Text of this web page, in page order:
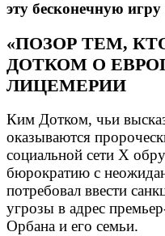
эту бесконечную
«ПОЗОР ТЕМ,
ДОТКОМ О
ЛИЦЕМЕРИИ
Ким Дотком, чьи
оказываются
социальной сети X
бюрократию с
потребовал ввести
угрозы в адрес
Орбана и его семьи.